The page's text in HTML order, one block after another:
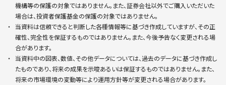
サイトマップ
機構等の保護の対象ではありません。また、証券会社以外でご購入いただいた
場合は、投資者保護基金の保護の対象ではありません。
当資料は信頼できると判断した各種情報等に基づき作成していますが、その正
確性、完全性を保証するものではありません。また、今後予告なく変更される場
合があります。
当資料中の図表、数値、その他データについては、過去のデータに基づき作成し
たものであり、将来の成果を示唆あるいは保証するものではありません。また、
将来の市場環境の変動等により運用方針等が変更される場合があります。